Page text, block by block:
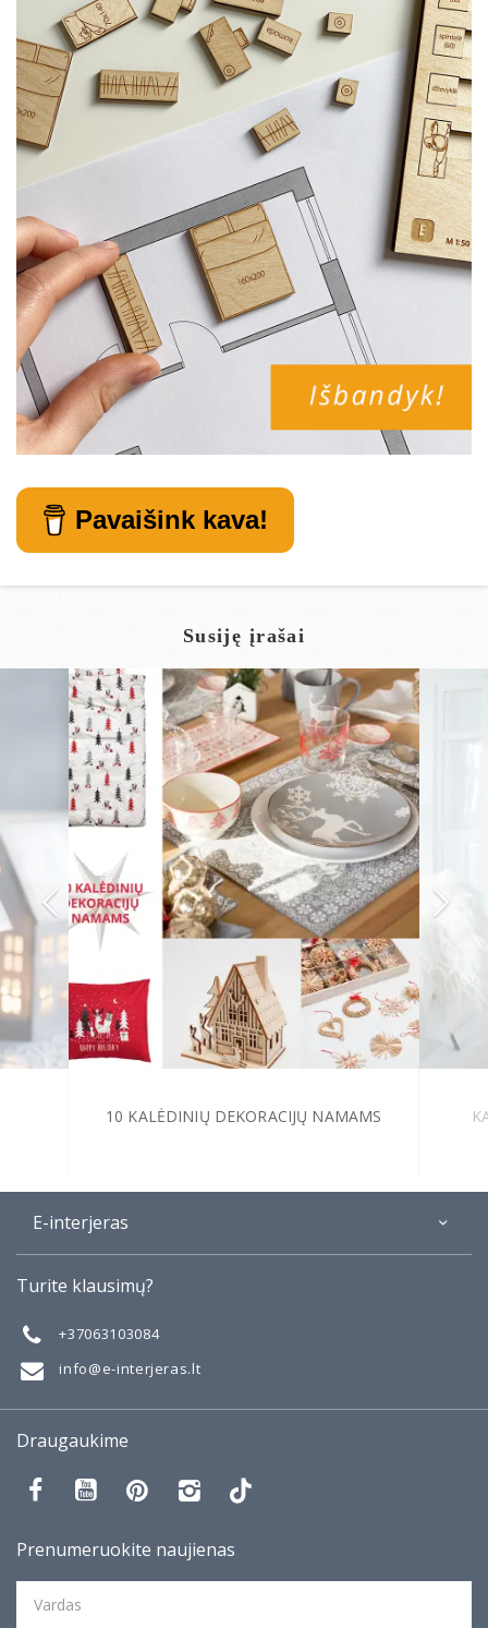
Pavaišink kava!
Susiję įrašai
10 KALĖDINIŲ DEKORACIJŲ NAMAMS
E-interjeras
Mano darbai
Taisyklės
Turite klausimų?
+37063103084
info@e-interjeras.lt
Draugaukime
Prenumeruokite naujienas